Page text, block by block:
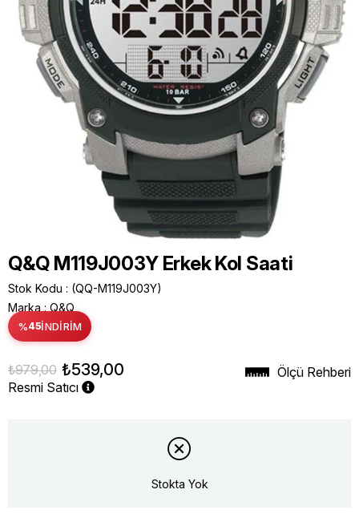
Q&Q M119J003Y Erkek Kol Saati
Stok Kodu
(QQ-M119J003Y)
Marka : Q&Q
%45İNDIRIM
₺979,00 ₺539,00
Resmi Satıcı
Ölçü Rehberi
Stokta Yok